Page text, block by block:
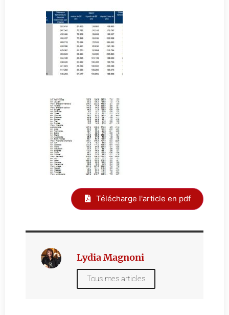
Télécharge l'article en pdf
Lydia Magnoni
Tous mes articles